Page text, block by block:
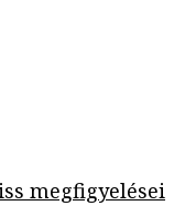
megfigyelései